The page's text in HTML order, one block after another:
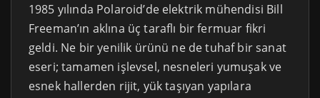
1985 yılında Polaroid’de elektrik mühendisi Bill
Freeman’ın aklına üç taraflı bir fermuar fikri
geldi. Ne bir yenilik ürünü ne de tuhaf bir sanat
eseri; tamamen işlevsel, nesneleri yumuşak ve
esnek hallerden rijit, yük taşıyan yapılara